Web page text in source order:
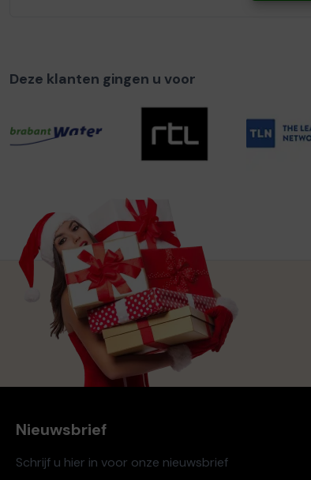
Deze klanten gingen u voor
Nieuwsbrief
Schrijf u hier in voor onze nieuwsbrief